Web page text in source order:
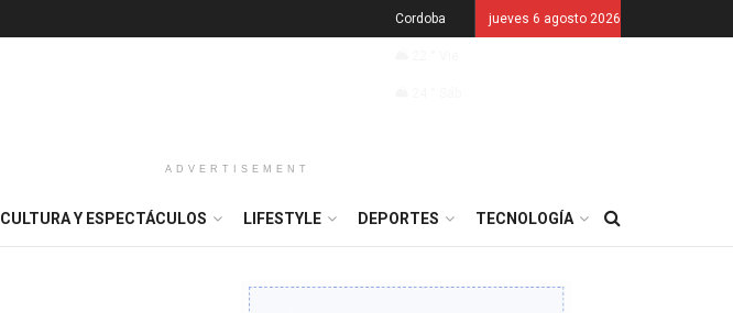
Cordoba jueves 6 agosto 2026
ADVERTISEMENT
CULTURA Y ESPECTÁCULOS LIFESTYLE DEPORTES TECNOLOGÍA